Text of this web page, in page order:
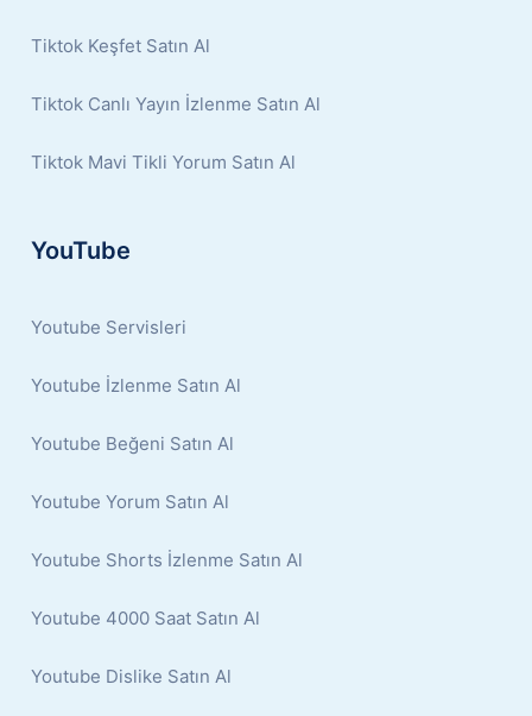
Tiktok Keşfet Satın Al
Tiktok Canlı Yayın İzlenme Satın Al
Tiktok Mavi Tikli Yorum Satın Al
YouTube
Youtube Servisleri
Youtube İzlenme Satın Al
Youtube Beğeni Satın Al
Youtube Yorum Satın Al
Youtube Shorts İzlenme Satın Al
Youtube 4000 Saat Satın Al
Youtube Dislike Satın Al